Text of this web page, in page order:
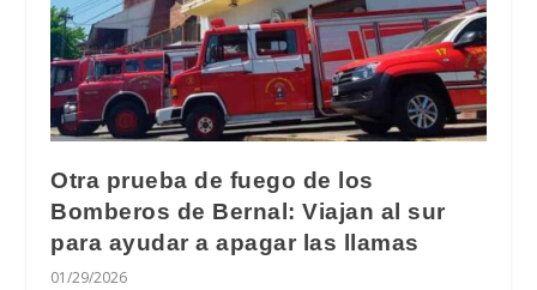
Otra prueba de fuego de los
Bomberos de Bernal: Viajan al sur
para ayudar a apagar las llamas
01/29/2026